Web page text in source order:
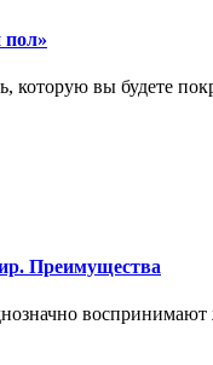
которую вы будете
Преимущества